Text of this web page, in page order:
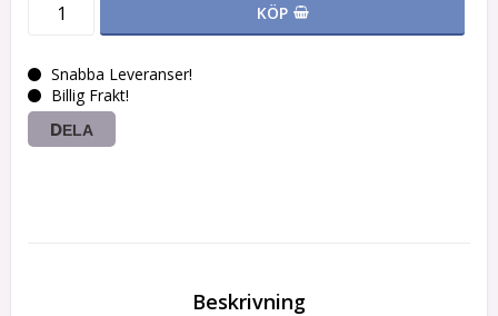
KÖP
Snabba Leveranser!
Billig Frakt!
DELA
Beskrivning